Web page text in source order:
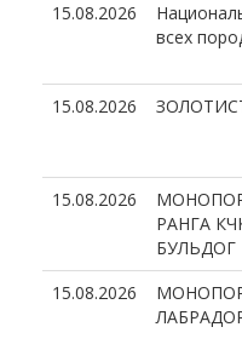
15.08.2026
всех
15.08.2026
15.08.2026
РАНГА
БУЛЬДОГ
15.08.2026